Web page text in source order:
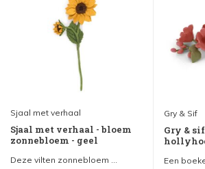
Sjaal met verhaal
Sjaal met verhaal - bloem
zonnebloem - geel
Deze vilten zonnebloem ...
Gry & Sif
Gry &
Een